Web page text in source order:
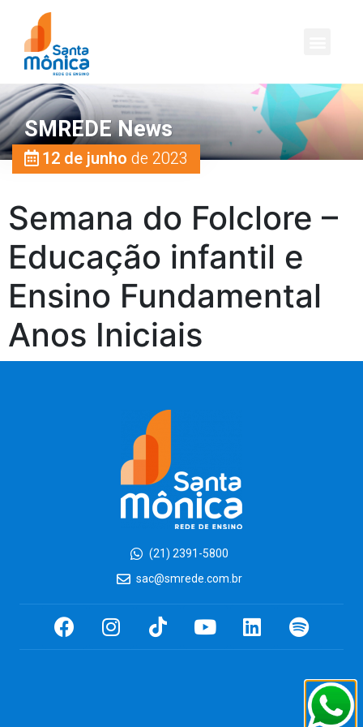
SMREDE News
12 de junho de 2023
Semana do Folclore –
Educação infantil e
Ensino Fundamental
Anos Iniciais
(21) 2391-5800
sac@smrede.com.br